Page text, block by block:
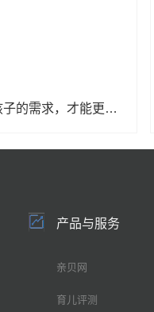
先了解孩子的需求，才能更好地照顾孩子
产品与服务
亲贝网
育儿评测